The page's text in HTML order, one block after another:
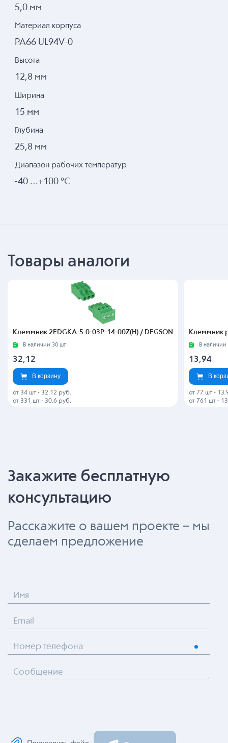
5,0 мм
Материал корпуса
PA66 UL94V-0
Высота
12,8 мм
Ширина
15 мм
Глубина
25,8 мм
Диапазон рабочих температур
-40 …+100 °С
Товары аналоги
Клеммник 2EDGKA-5.0-03P-14-00Z(H) / DEGSON
В наличии 30 шт.
32,12
В корзину
от 34 шт - 32.12 руб.
от 331 шт - 30.6 руб.
Клеммник
В наличии
13,94
В
от 77 шт -
от 761 шт -
Закажите бесплатную
консультацию
Расскажите о вашем проекте – мы
сделаем предложение
Имя
Email
Номер телефона
Сообщение